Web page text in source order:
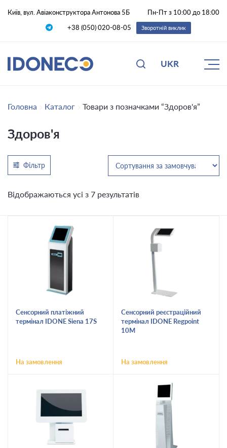
Київ, вул. Авіаконструктора Антонова 5Б
Пн-Пт з 10:00 до 18:00
+38 (050) 020-08-05
Зворотній виклик
UKR
Головна Каталог Товари з позначками “Здоров'я”
Здоров'я
Фільтр
Відображаються усі з 7 результатів
Сенсорний платіжний
термінал IDONE Siena 17S
На замовлення
Сенсорний реєстраційний
термінал IDONE Regpoint
10M
На замовлення